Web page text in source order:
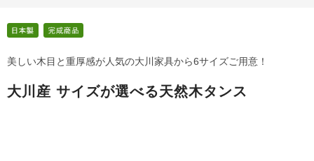
美しい木目と重厚感が人気の大川家具から6サイズご用意！
大川産 サイズが選べる天然木タンス